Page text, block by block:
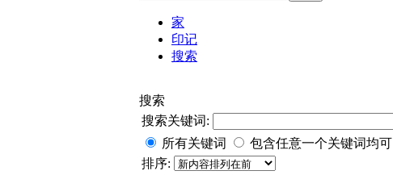
家
印记
搜索
搜索
搜索关键词:
所有关键词 包含任意一个关键词均可
排序: